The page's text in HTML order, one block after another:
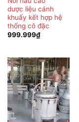
dược liệu cánh
khuấy kết hợp hệ
thống cô đặc
999.999₫